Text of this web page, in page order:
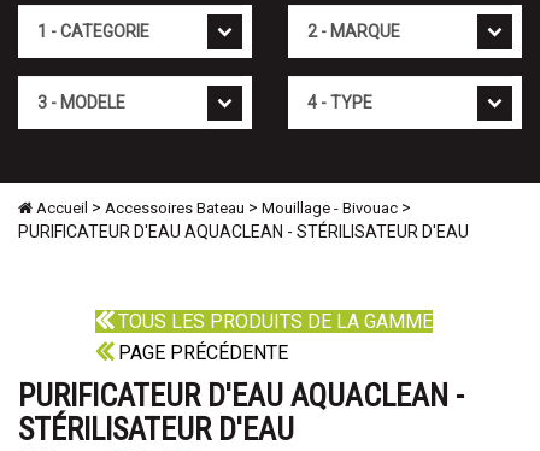
Accueil > Accessoires Bateau > Mouillage - Bivouac >
PURIFICATEUR D'EAU AQUACLEAN - STÉRILISATEUR D'EAU
TOUS LES PRODUITS DE LA GAMME
PAGE PRÉCÉDENTE
PURIFICATEUR D'EAU AQUACLEAN -
STÉRILISATEUR D'EAU